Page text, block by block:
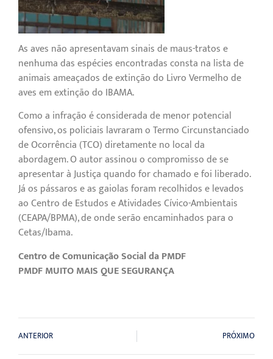
As aves não apresentavam sinais de maus-tratos e
nenhuma das espécies encontradas consta na lista de
animais ameaçados de extinção do Livro Vermelho de
aves em extinção do IBAMA.
Como a infração é considerada de menor potencial
ofensivo, os policiais lavraram o Termo Circunstanciado
de Ocorrência (TCO) diretamente no local da
abordagem. O autor assinou o compromisso de se
apresentar à Justiça quando for chamado e foi liberado.
Já os pássaros e as gaiolas foram recolhidos e levados
ao Centro de Estudos e Atividades Cívico-Ambientais
(CEAPA/BPMA), de onde serão encaminhados para o
Cetas/Ibama.
Centro de Comunicação Social da PMDF
PMDF MUITO MAIS QUE SEGURANÇA
ANTERIOR PRÓXIMO